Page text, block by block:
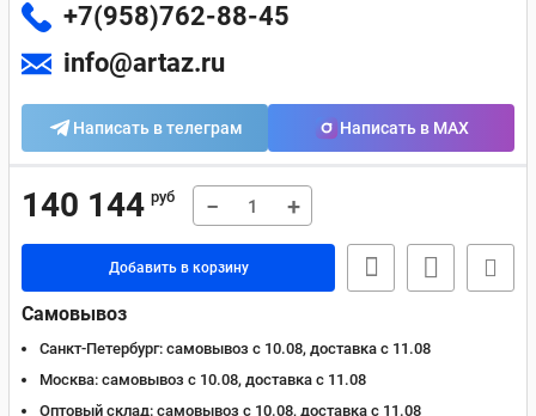
+7(958)762-88-45
info@artaz.ru
Написать в телеграм Написать в MAX
140 144 руб − +
Добавить в корзину
Самовывоз
Санкт-Петербург: самовывоз с 10.08, доставка c 11.08
Москва: самовывоз с 10.08, доставка c 11.08
Оптовый склад: самовывоз с 10.08, доставка c 11.08